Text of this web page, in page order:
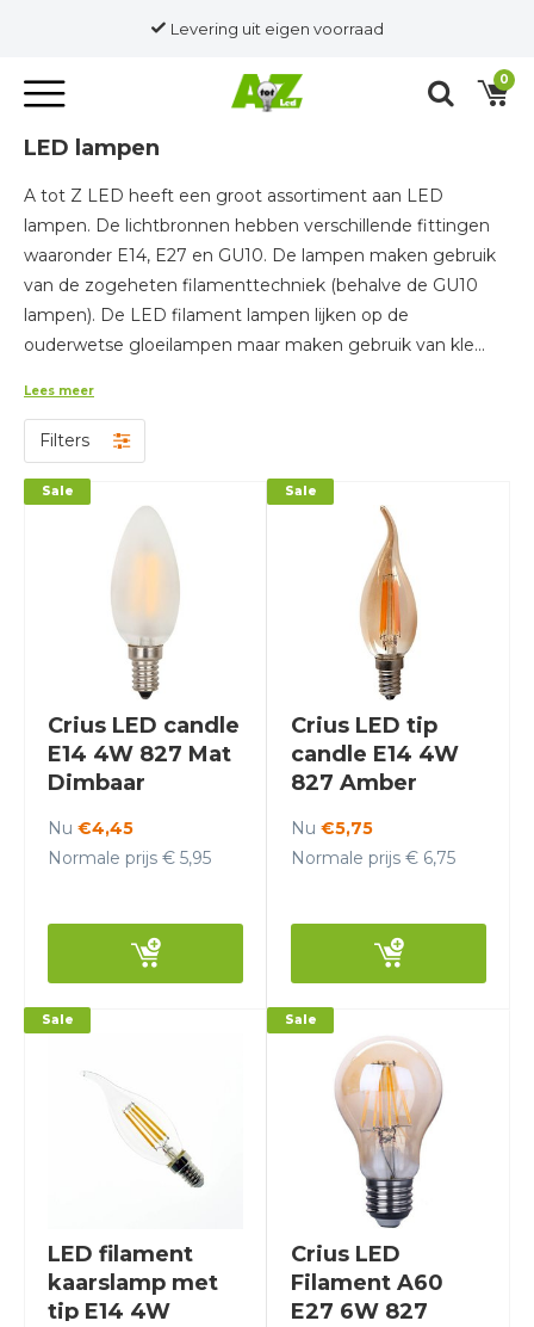
Levering uit eigen voorraad
0
LED lampen
A tot Z LED heeft een groot assortiment aan LED
lampen. De lichtbronnen hebben verschillende fittingen
waaronder E14, E27 en GU10. De lampen maken gebruik
van de zogeheten filamenttechniek (behalve de GU10
lampen). De LED filament lampen lijken op de
ouderwetse gloeilampen maar maken gebruik van kle...
Lees meer
Filters
Crius LED candle
E14 4W 827 Mat
Dimbaar
Sale
Nu €4,45
Normale prijs € 5,95
Crius LED tip
candle E14 4W
827 Amber
Sale
Nu €5,75
Normale prijs € 6,75
LED filament
kaarslamp met
tip E14 4W
Sale
Crius LED
Filament A60
E27 6W 827
Sale